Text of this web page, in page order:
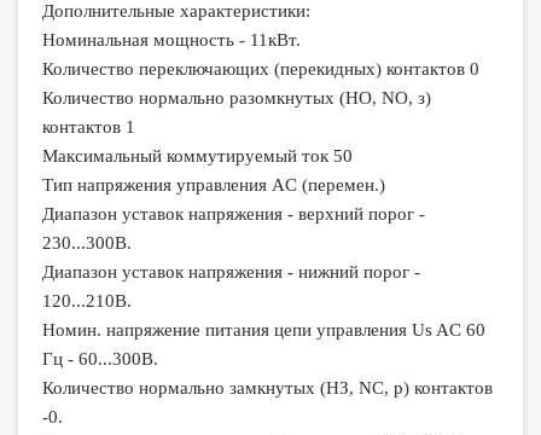
Дополнительные характеристики:
Номинальная мощность - 11кВт.
Количество переключающих (перекидных) контактов 0
Количество нормально разомкнутых (НО, NO, з)
контактов 1
Максимальный коммутируемый ток 50
Тип напряжения управления AC (перемен.)
Диапазон уставок напряжения - верхний порог -
230...300В.
Диапазон уставок напряжения - нижний порог -
120...210В.
Номин. напряжение питания цепи управления Us AC 60
Гц - 60...300В.
Количество нормально замкнутых (НЗ, NC, р) контактов
-0.